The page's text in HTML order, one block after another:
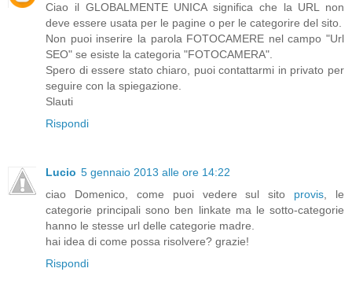
Ciao il GLOBALMENTE UNICA significa che la URL non
deve essere usata per le pagine o per le categorire del sito.
Non puoi inserire la parola FOTOCAMERE nel campo "Url
SEO" se esiste la categoria "FOTOCAMERA".
Spero di essere stato chiaro, puoi contattarmi in privato per
seguire con la spiegazione.
Slauti
Rispondi
Lucio 5 gennaio 2013 alle ore 14:22
ciao Domenico, come puoi vedere sul sito provis , le
categorie principali sono ben linkate ma le sotto-categorie
hanno le stesse url delle categorie madre.
hai idea di come possa risolvere? grazie!
Rispondi